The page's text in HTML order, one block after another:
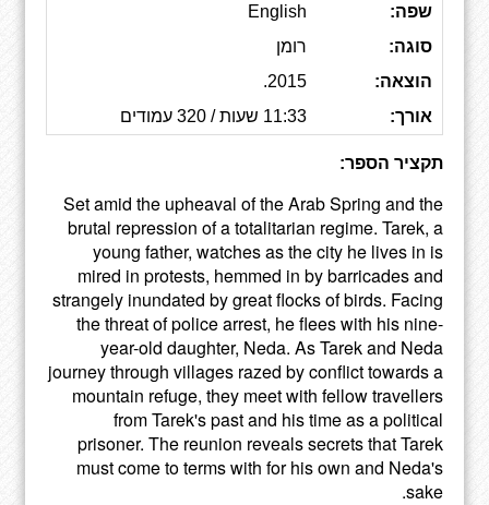
שפה:
English
סוגה:
רומן
הוצאה:
2015.
אורך:
11:33 שעות / 320 עמודים
תקציר הספר:
Set amid the upheaval of the Arab Spring and the
brutal repression of a totalitarian regime. Tarek, a
young father, watches as the city he lives in is
mired in protests, hemmed in by barricades and
strangely inundated by great flocks of birds. Facing
the threat of police arrest, he flees with his nine-
year-old daughter, Neda. As Tarek and Neda
journey through villages razed by conflict towards a
mountain refuge, they meet with fellow travellers
from Tarek's past and his time as a political
prisoner. The reunion reveals secrets that Tarek
must come to terms with for his own and Neda's
sake.